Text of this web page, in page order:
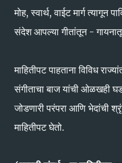
मोह, स्वार्थ, वाईट मार्ग त्यागून
संदेश आपल्या गीतांतून -
माहितीपट पाहताना विविध
संगीताचा बाज यांची ओळखही
जोडणारी परंपरा आणि भेदांची
माहितीपट घेतो.